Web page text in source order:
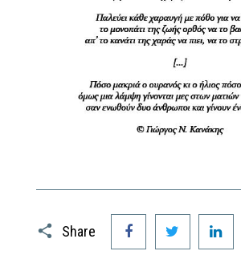
Share
Facebook Twitter